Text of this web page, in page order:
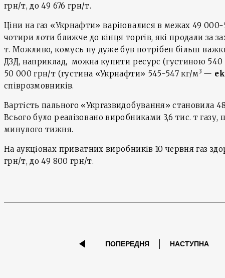
грн/т, до 49 676 грн/т.
Ціни на газ «Укрнафти» варіювалися в межах 49
чотири лоти ближче до кінця торгів, які продали за
т. Можливо, комусь ну дуже був потрібен більш
ДЗД, наприклад, можна купити ресурс (густиною 540
50 000 грн/т (густина «Укрнафти» 545-547 кг/м3 — ek
співрозмовників.
Вартість пального «Укргазвидобування» становила
Всього було реалізовано виробниками 3,6 тис. т газу,
минулого тижня.
На аукціонах приватних виробників 10 червня газ
грн/т, до 49 800 грн/т.
ПОПЕРЕДНЯ НАСТУПНА